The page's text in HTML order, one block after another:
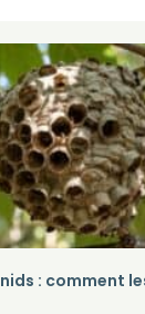
: comment